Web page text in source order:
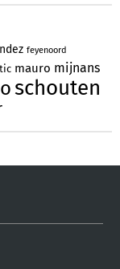
feyenoord
mauro mijnans
schouten